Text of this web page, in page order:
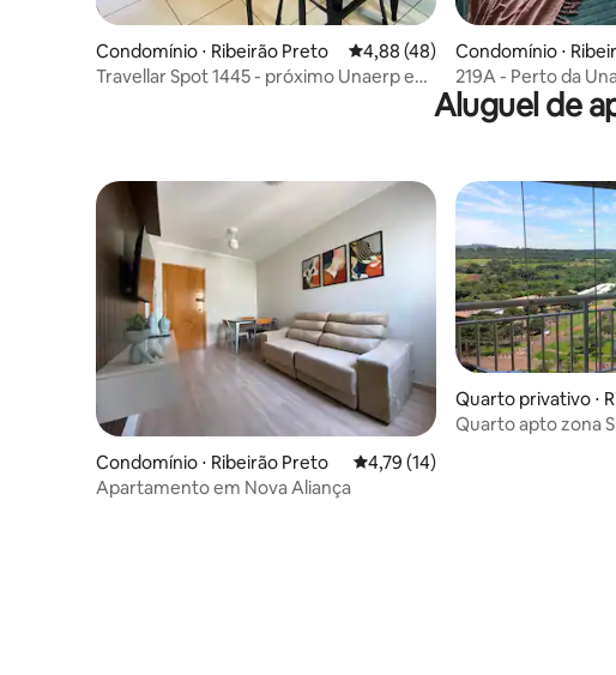
Condomínio ⋅ Ribeirão Preto 4,88 de uma avaliação média de
4,88 (48)
Travellar Spot 1445 - próximo Unaerp e
Condomínio ⋅
219A - Perto da
Aluguel de
Condomínio ⋅ Ribeirão Preto 4,79 de uma avaliação média de
4,79 (14)
Apartamento em Nova Aliança
Quarto privativo ⋅
Quarto apto zona